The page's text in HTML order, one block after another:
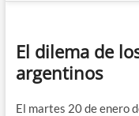
El dilema de
argentinos
El martes 20 de enero